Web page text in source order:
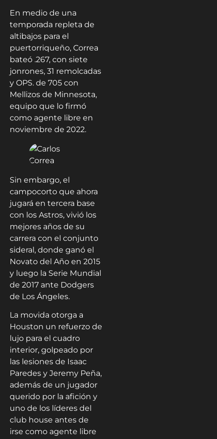
En medio de una
temporada repleta de
altibajos para el
puertorriqueño, Correa
bateó .267, con siete
jonrones, 31 remolcadas
y OPS. de 705 con
Mellizos de Minnesota,
equipo que lo firmó
como agente libre en
noviembre de 2022.
Sin embargo, el
campocorto que ahora
jugará en tercera base
con los Astros, vivió los
mejores años de su
carrera con el conjunto
sideral, donde ganó el
Novato del Año en 2015
y luego la Serie Mundial
de 2017 ante Dodgers
de Los Ángeles.
La movida otorga a
Houston un refuerzo de
lujo para el cuadro
interior, golpeado por
las lesiones de Isaac
Paredes y Jeremy Peña,
además de un jugador
querido por la afición y
uno de los líderes del
club house antes de
irse como agente libre